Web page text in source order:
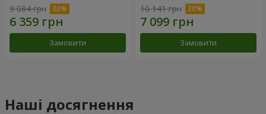
9 084 грн
Замовити
10 141 грн
Замовити
Наші досягнення